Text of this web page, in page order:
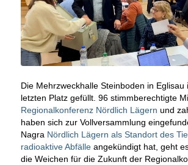
Die Mehrzweckhalle Steinboden in Eglisau
letzten Platz gefüllt. 96 stimmberechtigte
Regionalkonferenz Nördlich Lägern und
haben sich zur Vollversammlung
Nagra Nördlich Lägern als Standort des
radioaktive Abfälleangekündigt hat, geht
die Weichen für die Zukunft der